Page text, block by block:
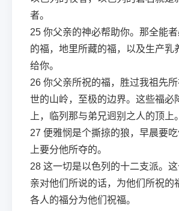
者。
25 你父亲的神必帮助你。那全能
的福，地里所藏的福，以及生产乳
给你。
26 你父亲所祝的福，胜过我祖先
世的山岭，至极的边界。这些福必
上，临列那与弟兄迥别之人的顶上。
27 便雅悯是个撕掠的狼，早晨要
上要分他所夺的。
28 这一切是以色列的十二支派。
亲对他们所说的话，为他们所祝的
各人的福分为他们祝福。